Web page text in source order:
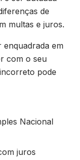
de
multas e juros.
enquadrada em
com o seu
pode
Nacional
juros